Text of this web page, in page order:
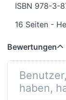
ISBN 978-3-
16 Seiten -
Bewertungen
haben,